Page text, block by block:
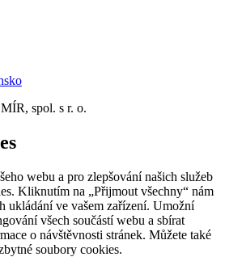
spol. s r. o.
webu a pro zlepšování našich služeb
Kliknutím na „Přijmout všechny“ nám
ukládání ve vašem zařízení. Umožní
všech součástí webu a sbírat
o návštěvnosti stránek. Můžete také
soubory cookies.